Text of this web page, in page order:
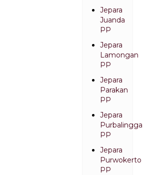
Jepara
Juanda
PP
Jepara
Lamongan
PP
Jepara
Parakan
PP
Jepara
Purbalingga
PP
Jepara
Purwokerto
PP